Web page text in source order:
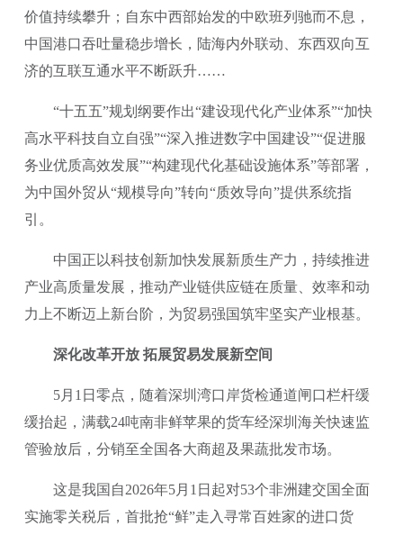
价值持续攀升；自东中西部始发的中欧班列驰而不息，
中国港口吞吐量稳步增长，陆海内外联动、东西双向互
济的互联互通水平不断跃升……
“十五五”规划纲要作出“建设现代化产业体系”“加快
高水平科技自立自强”“深入推进数字中国建设”“促进服
务业优质高效发展”“构建现代化基础设施体系”等部署，
为中国外贸从“规模导向”转向“质效导向”提供系统指
引。
中国正以科技创新加快发展新质生产力，持续推进
产业高质量发展，推动产业链供应链在质量、效率和动
力上不断迈上新台阶，为贸易强国筑牢坚实产业根基。
深化改革开放 拓展贸易发展新空间
5月1日零点，随着深圳湾口岸货检通道闸口栏杆缓
缓抬起，满载24吨南非鲜苹果的货车经深圳海关快速监
管验放后，分销至全国各大商超及果蔬批发市场。
这是我国自2026年5月1日起对53个非洲建交国全面
实施零关税后，首批抢“鲜”走入寻常百姓家的进口货